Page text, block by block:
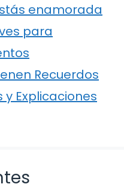
enamorada
para
Recuerdos
y Explicaciones